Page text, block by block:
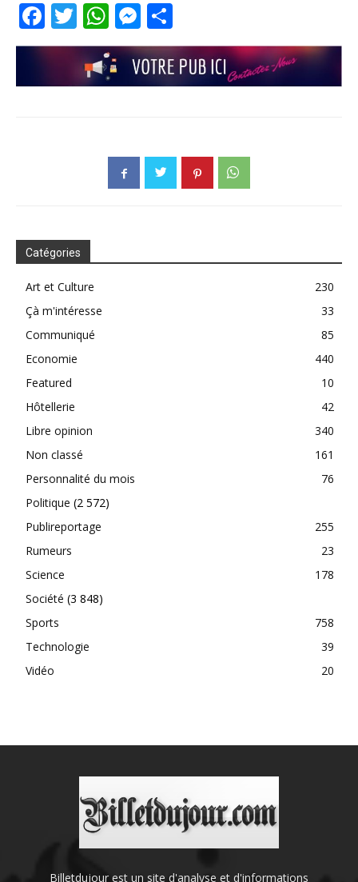
Facebook
TwitterWhatsApp
Messenger
Catégories
Art et Culture
230
Çà m'intéresse
33
Communiqué
85
Economie
440
Featured
10
Hôtellerie
42
Libre opinion
340
Non classé
161
Personnalité du mois
76
Politique (2 572)
Publireportage
255
Rumeurs
23
Science
178
Société (3 848)
Sports
758
Technologie
39
Vidéo
20
Billetdujour est un site d'analyse et d'informations